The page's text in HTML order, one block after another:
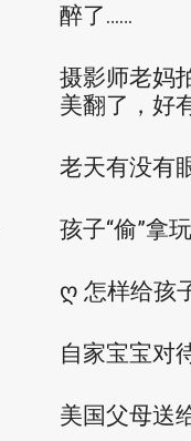
醉了……
摄影师老妈
美翻了，好
老天有没有
孩子“偷”拿
ღ 怎样给孩
自家宝宝对
美国父母送